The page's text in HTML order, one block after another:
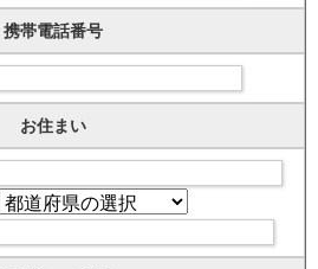
携帯電話番号
お住まい